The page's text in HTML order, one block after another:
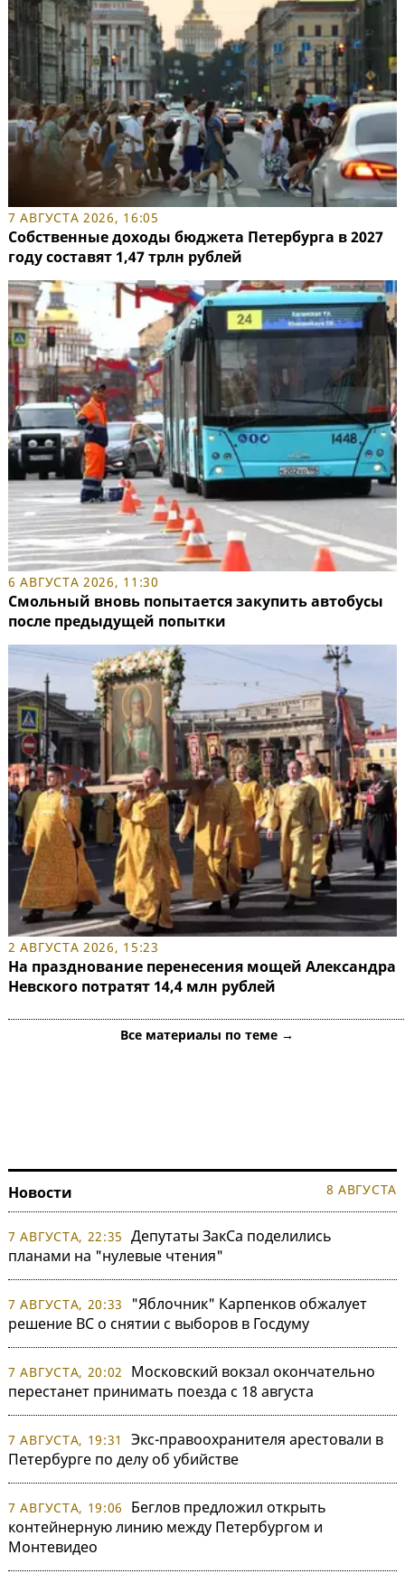
7 АВГУСТА 2026, 16:05
Собственные доходы бюджета Петербурга в 2027
году составят 1,47 трлн рублей
6 АВГУСТА 2026, 11:30
Смольный вновь попытается закупить автобусы
после предыдущей попытки
2 АВГУСТА 2026, 15:23
На празднование перенесения мощей Александра
Невского потратят 14,4 млн рублей
Все материалы по теме →
Новости 8 АВГУСТА
7 АВГУСТА, 22:35 Депутаты ЗакСа поделились
планами на "нулевые чтения"
7 АВГУСТА, 20:33
"Яблочник" Карпенков обжалует
решение ВС о снятии с выборов в Госдуму
7 АВГУСТА, 20:02
Московский вокзал окончательно
перестанет принимать поезда с 18 августа
7 АВГУСТА, 19:31
Экс-правоохранителя арестовали в
Петербурге по делу об убийстве
7 АВГУСТА, 19:06
Беглов предложил открыть
контейнерную линию между Петербургом и
Монтевидео